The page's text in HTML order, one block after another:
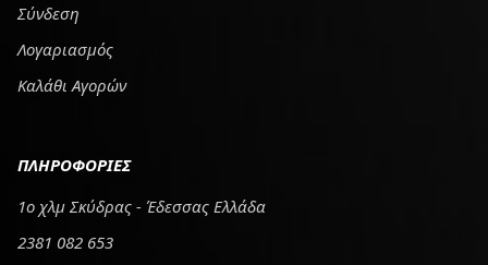
Σύνδεση
Λογαριασμός
Καλάθι Αγορών
ΠΛΗΡΟΦΟΡΙΕΣ
1ο χλμ Σκύδρας - Έδεσσας Ελλάδα
2381 082 653